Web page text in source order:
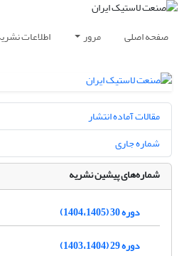
صفحه اصلی مرور اطلاعات
مقالات آماده انتشار
شماره جاری
شماره‌های پیشین نشریه
دوره 30 (1404،1405)
دوره 29 (1403،1404)